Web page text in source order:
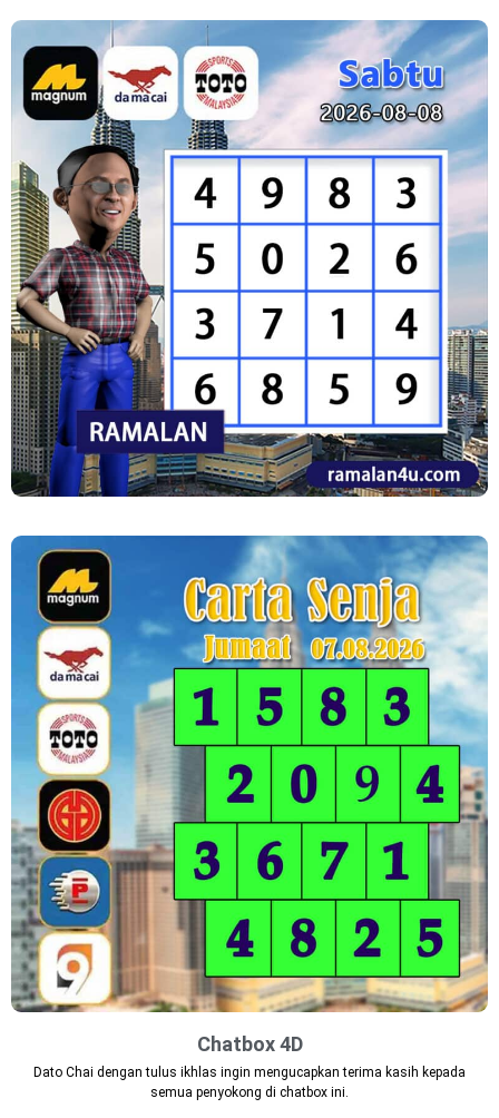
Chatbox 4D
Dato Chai dengan tulus ikhlas ingin mengucapkan terima kasih kepada
semua penyokong di chatbox ini.